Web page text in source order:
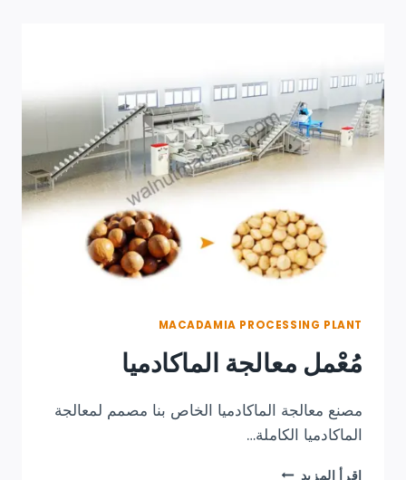
MACADAMIA PROCESSING PLANT
مُعْمل معالجة الماكادميا
مصنع معالجة الماكادميا الخاص بنا مصمم لمعالجة
الماكادميا الكاملة…
إقرأ المزيد مُعْمل